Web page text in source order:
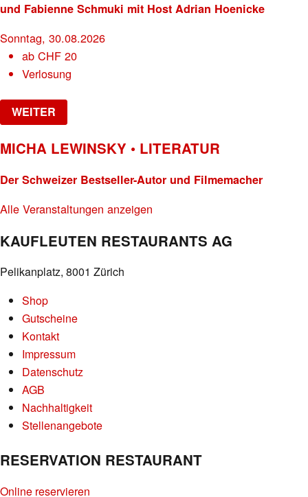
und Fabienne Schmuki mit Host Adrian Hoenicke
Sonntag, 30.08.2026
abCHF 20
Verlosung
WEITER
MICHA LEWINSKY • LITERATUR
Der Schweizer Bestseller-Autor und Filmemacher
Alle Veranstaltungen anzeigen
KAUFLEUTEN RESTAURANTS AG
Pelikanplatz, 8001 Zürich
Shop
Gutscheine
Kontakt
Impressum
Datenschutz
AGB
Nachhaltigkeit
Stellenangebote
RESERVATION RESTAURANT
Online reservieren